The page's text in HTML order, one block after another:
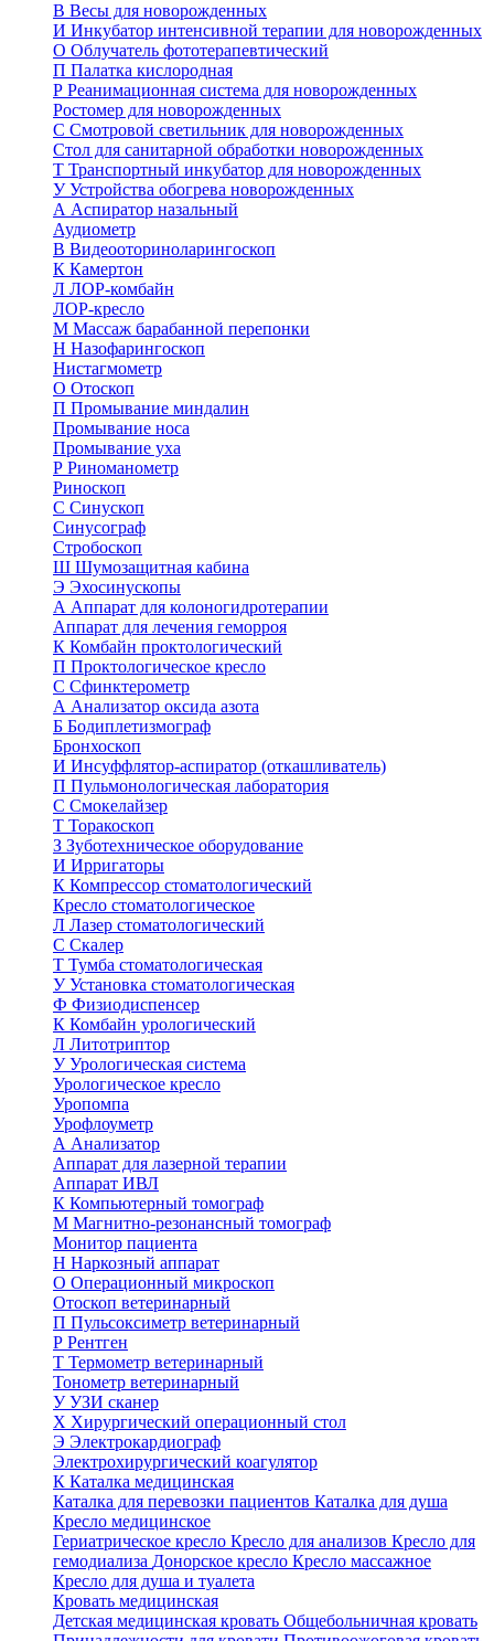
В Весы для новорожденных
И Инкубатор интенсивной терапии для новорожденных
О Облучатель фототерапевтический
П Палатка кислородная
Р Реанимационная система для новорожденных
Ростомер для новорожденных
С Смотровой светильник для новорожденных
Стол для санитарной обработки новорожденных
Т Транспортный инкубатор для новорожденных
УУстройства обогрева новорожденных
А Аспиратор назальный
Аудиометр
В Видеооториноларингоскоп
К Камертон
Л ЛОР-комбайн
ЛОР-кресло
М Массаж барабанной перепонки
Н Назофарингоскоп
Нистагмометр
О Отоскоп
П Промывание миндалин
Промывание носа
Промывание уха
Р Риноманометр
Риноскоп
С Синускоп
Синусограф
Стробоскоп
Ш Шумозащитная кабина
Э Эхосинускопы
А Аппарат для колоногидротерапии
Аппарат для лечения геморроя
К Комбайн проктологический
П Проктологическое кресло
С Сфинктерометр
А Анализатор оксида азота
Б Бодиплетизмограф
Бронхоскоп
И Инсуффлятор-аспиратор (откашливатель)
П Пульмонологическая лаборатория
С Смокелайзер
Т Торакоскоп
З Зуботехническое оборудование
И Ирригаторы
К Компрессор стоматологический
Кресло стоматологическое
Л Лазер стоматологический
С Скалер
Т Тумба стоматологическая
УУстановка стоматологическая
Ф Физиодиспенсер
К Комбайн урологический
Л Литотриптор
УУрологическая система
Урологическое кресло
Уропомпа
Урофлоуметр
А Анализатор
Аппарат для лазерной терапии
Аппарат ИВЛ
К Компьютерный томограф
М Магнитно-резонансный томограф
Монитор пациента
Н Наркозный аппарат
О Операционный микроскоп
Отоскоп ветеринарный
П Пульсоксиметр ветеринарный
Р Рентген
Т Термометр ветеринарный
Тонометр ветеринарный
УУЗИ сканер
Х Хирургический операционный стол
Э Электрокардиограф
Электрохирургический коагулятор
К Каталка медицинская
Каталка для перевозки пациентов Каталка для душа
Кресло медицинское
Гериатрическое кресло Кресло для анализов Кресло для
гемодиализа Донорское кресло Кресло массажное
Кресло для душа и туалета
Кровать медицинская
Детская медицинская кровать Общебольничная кровать